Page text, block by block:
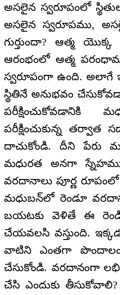
అసలైన స్వరూపంలో
అసలైన స్వరూపము,
గుర్తుందా? ఆత్మ
ఆరంభంలో ఆత్మ
స్వరూపంగా ఉంది. అలాగే
స్థితినే అనుభవం
పరీక్షించుకోవడానికి
పరీక్షించుకున్న
దాచుకోండి. దీని పేరు
మధురత అనగా
వరదానాలు పూర్ణ రూపంలో
మధుబన్‌లో రెండూ
బయటకు వెళితే ఈ
చేయవలసి వస్తుంది.
వాటిని ఎంతగా
చేసుకోండి. వరదానంగా
చేసి ఎందుకు తీసుకోవాలి?